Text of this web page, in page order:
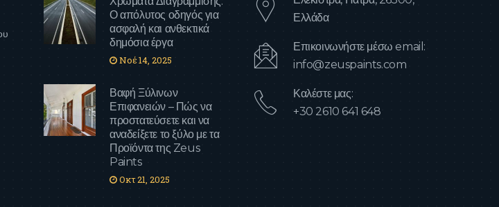
Ο απόλυτος οδηγός για
ασφαλή και ανθεκτικά
δημόσια έργα
Νοέ 14, 2025
Βαφή Ξύλινων
Επιφανειών – Πώς να
προστατεύσετε και να
αναδείξετε το ξύλο με τα
Προϊόντα της Zeus
Paints
Οκτ 21, 2025
Ελλάδα
Επικοινωνήστε μέσω email:
info@zeuspaints.com
Καλέστε μας:
+30 2610 641 648